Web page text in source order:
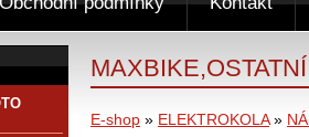
MAXBIKE,OSTATNÍ
E-shop » ELEKTROKOLA»